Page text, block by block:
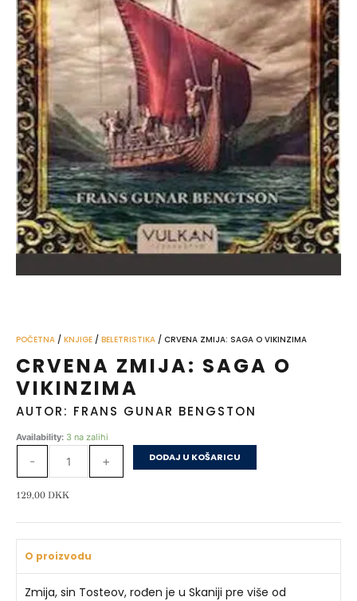
POČETNA / KNJIGE / BELETRISTIKA / CRVENA ZMIJA: SAGA O VIKINZIMA
CRVENA ZMIJA: SAGA O
VIKINZIMA
AUTOR: FRANS GUNAR BENGSTON
Availability: 3 na zalihi
-
CRVENA
VIKINZIMA
+ DODAJ U KOŠARICU
129,00 DKK
O proizvodu
Zmija, sin Tosteov, rođen je u Skaniji pre više od